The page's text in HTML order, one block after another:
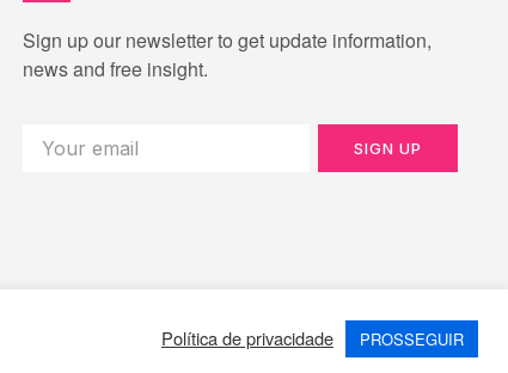
Sign up our newsletter to get update information,
news and free insight.
SIGN UP
Terms of Use Privacy Policy Cookie Policy
Política de privacidade PROSSEGUIR